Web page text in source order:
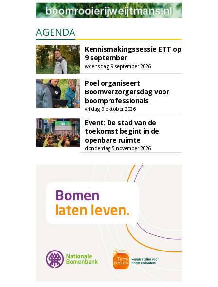
AGENDA
Kennismakingssessie ETT op
9 september
woensdag 9 september 2026
Poel organiseert
Boomverzorgersdag voor
boomprofessionals
vrijdag 9 oktober 2026
Event: De stad van de
toekomst begint in de
openbare ruimte
donderdag 5 november 2026